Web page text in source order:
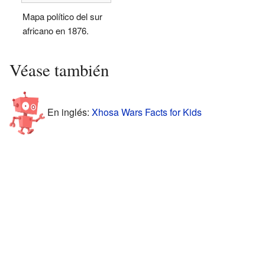
Mapa político del sur
africano en 1876.
Véase también
En inglés: Xhosa Wars Facts for Kids